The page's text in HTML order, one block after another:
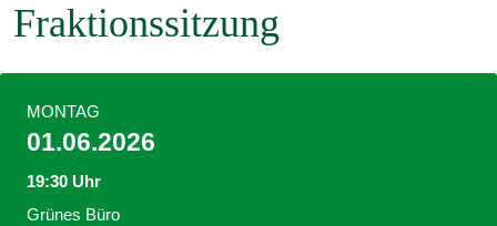
Fraktionssitzung
MONTAG
01.06.2026
19:30 Uhr
Grünes Büro